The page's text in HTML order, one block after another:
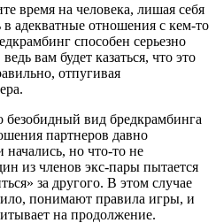
время на человека, лишая себя
адекватные отношения с кем-то
способен серьезно
вам будет казаться, что это
отпугивая
безобидный вид бредкрамбинга
партнеров давно
но что-то не
из членов экс-пары пытается
за другого. В этом случае
понимают правила игры, и
на продолжение.